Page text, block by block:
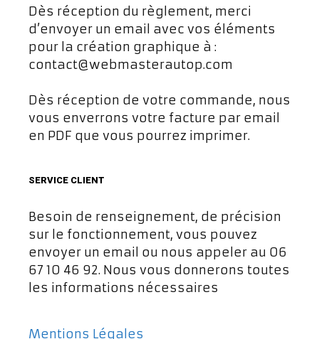
Dès réception du règlement, merci
d’envoyer un email avec vos éléments
pour la création graphique à :
contact@webmasterautop.com
Dès réception de votre commande, nous
vous enverrons votre facture par email
en PDF que vous pourrez imprimer.
SERVICE CLIENT
Besoin de renseignement, de précision
sur le fonctionnement, vous pouvez
envoyer un email ou nous appeler au 06
67 10 46 92. Nous vous donnerons toutes
les informations nécessaires
Mentions Légales